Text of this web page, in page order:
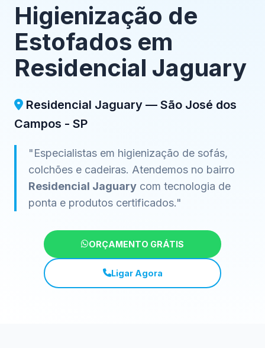
Higienização de
Estofados em
Residencial Jaguary
Residencial Jaguary — São José dos
Campos - SP
"Especialistas em higienização de sofás,
colchões e cadeiras. Atendemos no bairro
Residencial Jaguary com tecnologia de
ponta e produtos certificados."
ORÇAMENTO GRÁTIS
Ligar Agora